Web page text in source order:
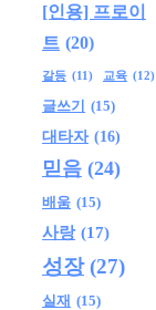
[인용] 프로이
트 (20)
갈등 (11) 교육 (12)
글쓰기 (15)
대타자 (16)
믿음 (24)
배움 (15)
사랑 (17)
성장 (27)
실재 (15)